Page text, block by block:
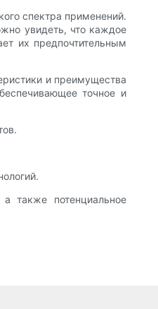
спектра применений.
увидеть, что каждое
их предпочтительным
и преимущества
точное и
также потенциальное